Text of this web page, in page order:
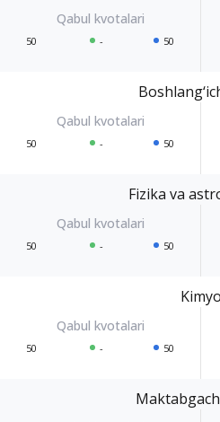
50 - 50
50 - 50
Fizika va
50 - 50
Kimyo
50 - 50